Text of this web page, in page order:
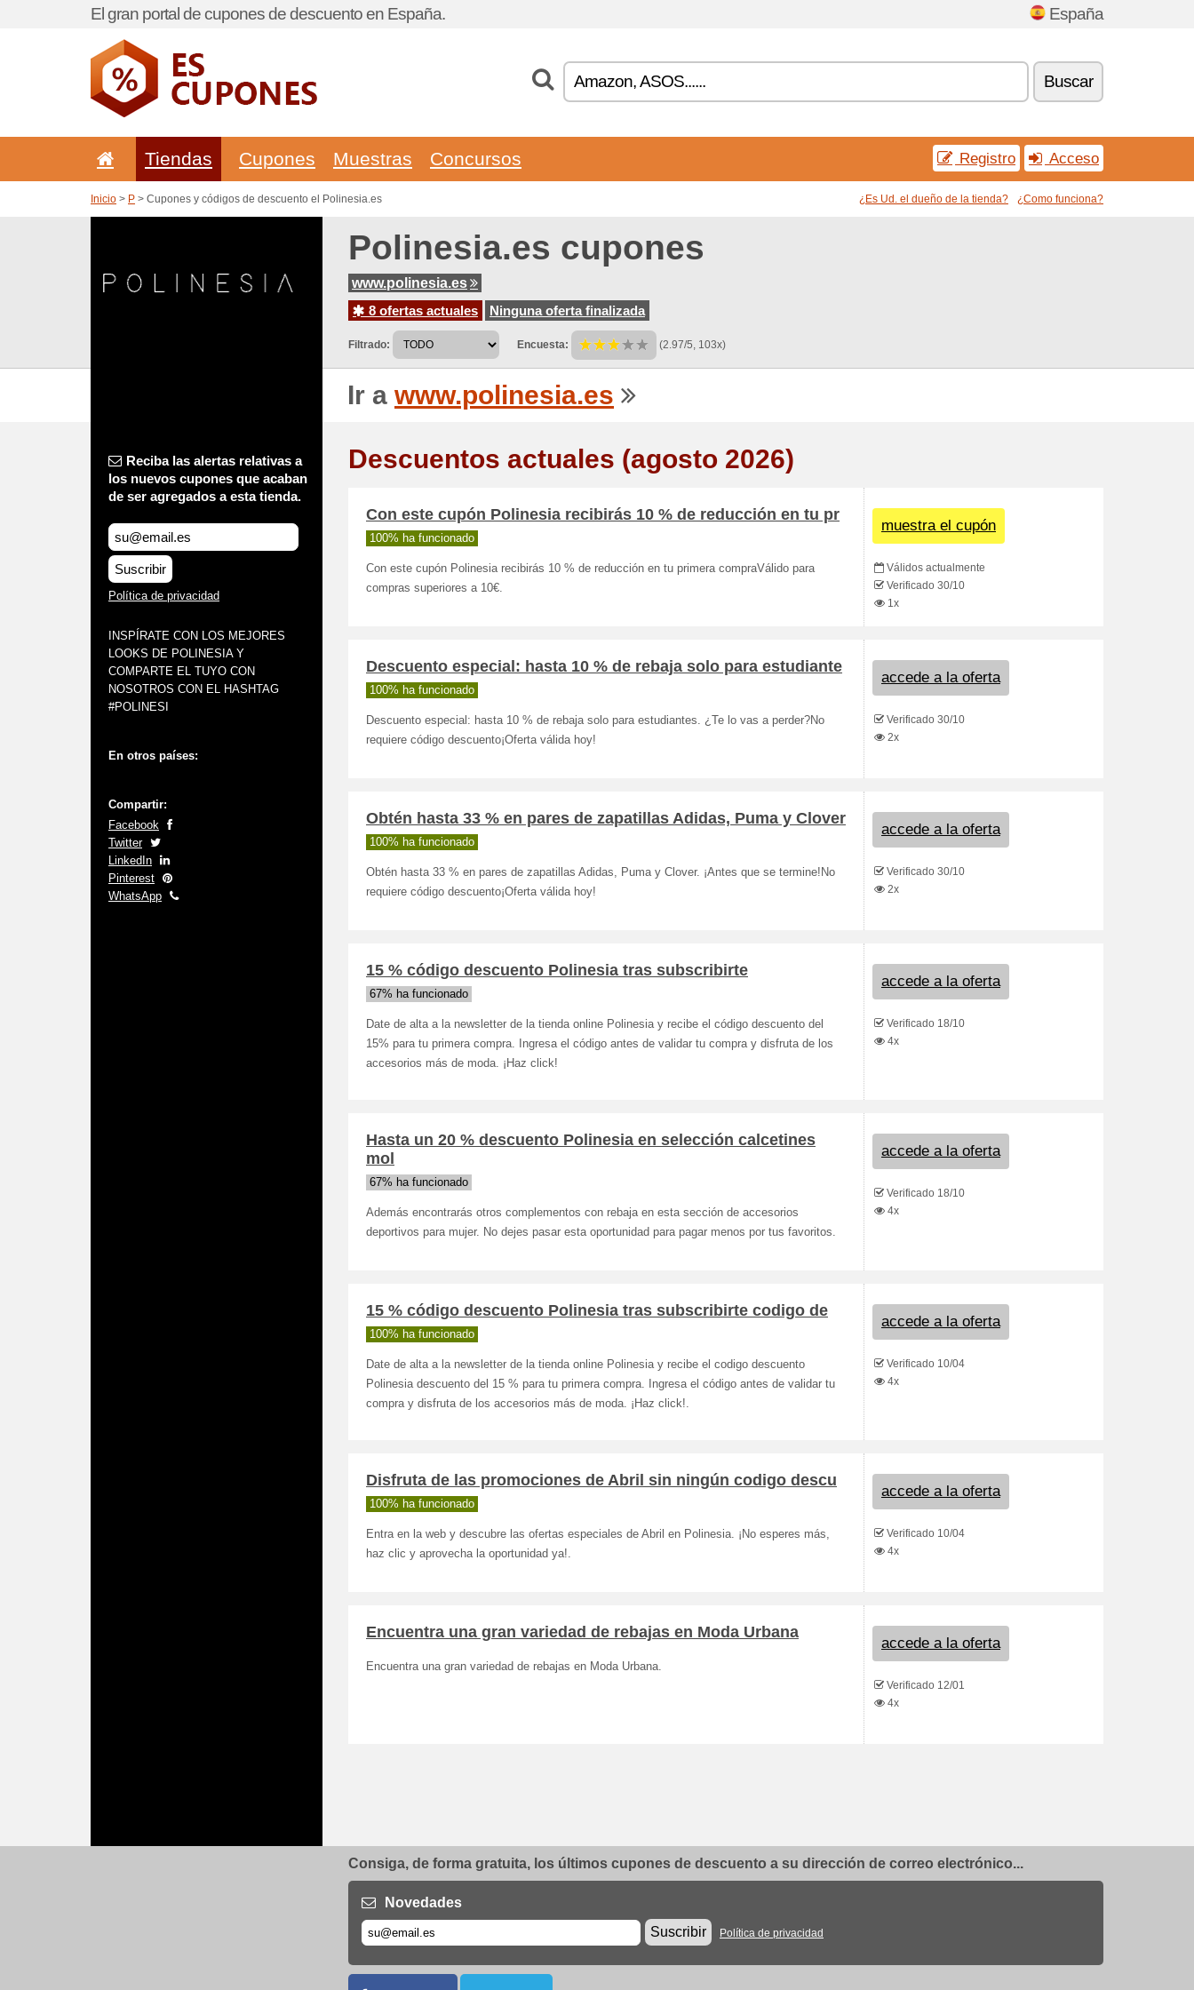
El gran portal de cupones de descuento en España. España
Buscar
Tiendas Cupones Muestras Concursos Registro Acceso
Inicio > P > Cupones y códigos de descuento el Polinesia.es ¿Es Ud. el dueño de la tienda? ¿Como funciona?
Polinesia.es cupones
www.polinesia.es
8 ofertas actuales
Ninguna oferta finalizada
Filtrado: Encuesta: (2.97/5, 103x)
Ir a www.polinesia.es
Reciba las alertas relativas a
los nuevos cupones que acaban
de ser agregados a esta tienda.
Suscribir
Política de privacidad
INSPÍRATE CON LOS MEJORES
LOOKS DE POLINESIA Y
COMPARTE EL TUYO CON
NOSOTROS CON EL HASHTAG
#POLINESI
En otros países:
Compartir:
Facebook
Twitter
LinkedIn
Pinterest
WhatsApp
Descuentos actuales (agosto 2026)
Con este cupón Polinesia recibirás 10 % de reducción en tu pr
100% ha funcionado
Con este cupón Polinesia recibirás 10 % de reducción en tu primera compraVálido para
compras superiores a 10€.
muestra el cupón
Válidos actualmente
Verificado 30/10
1x
Descuento especial: hasta 10 % de rebaja solo para estudiante
100% ha funcionado
Descuento especial: hasta 10 % de rebaja solo para estudiantes. ¿Te lo vas a perder?No
requiere código descuento¡Oferta válida hoy!
accede a la oferta
Verificado 30/10
2x
Obtén hasta 33 % en pares de zapatillas Adidas, Puma y Clover
100% ha funcionado
Obtén hasta 33 % en pares de zapatillas Adidas, Puma y Clover. ¡Antes que se termine!No
requiere código descuento¡Oferta válida hoy!
accede a la oferta
Verificado 30/10
2x
15 % código descuento Polinesia tras subscribirte
67% ha funcionado
Date de alta a la newsletter de la tienda online Polinesia y recibe el código descuento del
15% para tu primera compra. Ingresa el código antes de validar tu compra y disfruta de los
accesorios más de moda. ¡Haz click!
accede a la oferta
Verificado 18/10
4x
Hasta un 20 % descuento Polinesia en selección calcetines
mol
67% ha funcionado
Además encontrarás otros complementos con rebaja en esta sección de accesorios
deportivos para mujer. No dejes pasar esta oportunidad para pagar menos por tus favoritos.
accede a la oferta
Verificado 18/10
4x
15 % código descuento Polinesia tras subscribirte codigo de
100% ha funcionado
Date de alta a la newsletter de la tienda online Polinesia y recibe el codigo descuento
Polinesia descuento del 15 % para tu primera compra. Ingresa el código antes de validar tu
compra y disfruta de los accesorios más de moda. ¡Haz click!.
accede a la oferta
Verificado 10/04
4x
Disfruta de las promociones de Abril sin ningún codigo descu
100% ha funcionado
Entra en la web y descubre las ofertas especiales de Abril en Polinesia. ¡No esperes más,
haz clic y aprovecha la oportunidad ya!.
accede a la oferta
Verificado 10/04
4x
Encuentra una gran variedad de rebajas en Moda Urbana
Encuentra una gran variedad de rebajas en Moda Urbana.
accede a la oferta
Verificado 12/01
4x
Consiga, de forma gratuita, los últimos cupones de descuento a su dirección de correo electrónico...
Novedades
Suscribir
Política de privacidad